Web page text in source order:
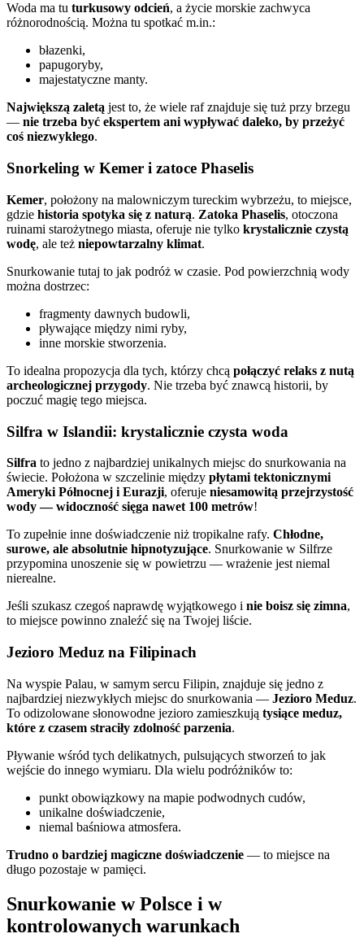
Woda ma tu turkusowy odcień, a życie morskie zachwyca
różnorodnością. Można tu spotkać m.in.:
błazenki,
papugoryby,
majestatyczne manty.
Największą zaletą jest to, że wiele raf znajduje się tuż przy brzegu
— nie trzeba być ekspertem ani wypływać daleko, by przeżyć
coś niezwykłego.
Snorkeling w Kemer i zatoce Phaselis
Kemer, położony na malowniczym tureckim wybrzeżu, to miejsce,
gdzie historia spotyka się z naturą. Zatoka Phaselis, otoczona
ruinami starożytnego miasta, oferuje nie tylko krystalicznie czystą
wodę, ale też niepowtarzalny klimat.
Snurkowanie tutaj to jak podróż w czasie. Pod powierzchnią wody
można dostrzec:
fragmenty dawnych budowli,
pływające między nimi ryby,
inne morskie stworzenia.
To idealna propozycja dla tych, którzy chcą połączyć relaks z nutą
archeologicznej przygody. Nie trzeba być znawcą historii, by
poczuć magię tego miejsca.
Silfra w Islandii: krystalicznie czysta woda
Silfra to jedno z najbardziej unikalnych miejsc do snurkowania na
świecie. Położona w szczelinie między płytami tektonicznymi
Ameryki Północnej i Eurazji, oferuje niesamowitą przejrzystość
wody — widoczność sięga nawet 100 metrów!
To zupełnie inne doświadczenie niż tropikalne rafy. Chłodne,
surowe, ale absolutnie hipnotyzujące. Snurkowanie w Silfrze
przypomina unoszenie się w powietrzu — wrażenie jest niemal
nierealne.
Jeśli szukasz czegoś naprawdę wyjątkowego i nie boisz się zimna,
to miejsce powinno znaleźć się na Twojej liście.
Jezioro Meduz na Filipinach
Na wyspie Palau, w samym sercu Filipin, znajduje się jedno z
najbardziej niezwykłych miejsc do snurkowania — Jezioro Meduz.
To odizolowane słonowodne jezioro zamieszkują tysiące meduz,
które z czasem straciły zdolność parzenia.
Pływanie wśród tych delikatnych, pulsujących stworzeń to jak
wejście do innego wymiaru. Dla wielu podróżników to:
punkt obowiązkowy na mapie podwodnych cudów,
unikalne doświadczenie,
niemal baśniowa atmosfera.
Trudno o bardziej magiczne doświadczenie — to miejsce na
długo pozostaje w pamięci.
Snurkowanie w Polsce i w
kontrolowanych warunkach